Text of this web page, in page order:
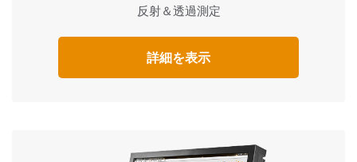
反射＆透過測定
詳細を表示